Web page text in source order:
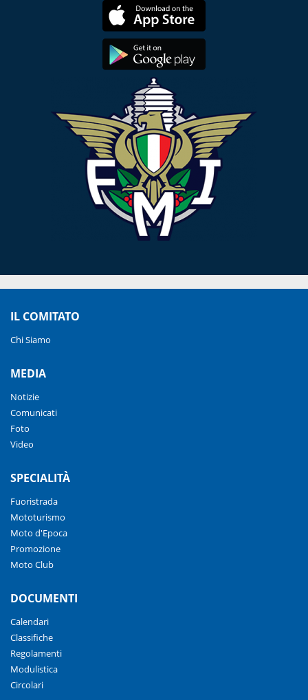
IL COMITATO
Chi Siamo
MEDIA
Notizie
Comunicati
Foto
Video
SPECIALITÀ
Fuoristrada
Mototurismo
Moto d'Epoca
Promozione
Moto Club
DOCUMENTI
Calendari
Classifiche
Regolamenti
Modulistica
Circolari